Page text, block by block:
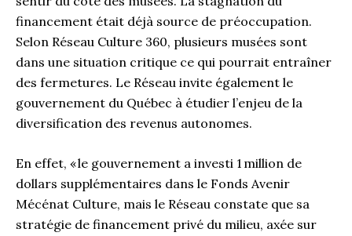
financement était déjà source de préoccupation.
Selon Réseau Culture 360, plusieurs musées sont
dans une situation critique ce qui pourrait entraîner
des fermetures. Le Réseau invite également le
gouvernement du Québec à étudier l’enjeu de la
diversification des revenus autonomes.
En effet, « le gouvernement a investi 1 million de
dollars supplémentaires dans le Fonds Avenir
Mécénat Culture, mais le Réseau constate que sa
stratégie de financement privé du milieu, axée sur